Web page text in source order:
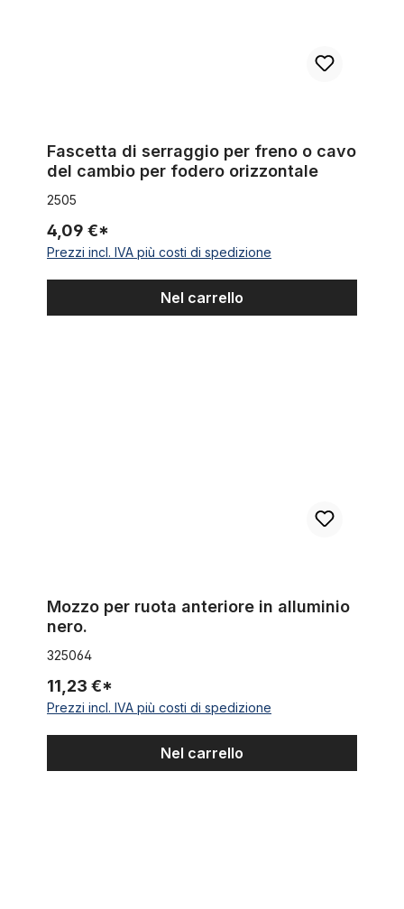
Fascetta di serraggio per freno o cavo
del cambio per fodero orizzontale
2505
4,09 €*
Prezzi incl. IVA più costi di spedizione
Nel carrello
Mozzo per ruota anteriore in alluminio
nero.
325064
11,23 €*
Prezzi incl. IVA più costi di spedizione
Nel carrello